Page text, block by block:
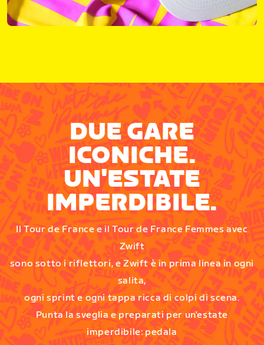
DUE GARE
ICONICHE.
UN'ESTATE
IMPERDIBILE.
Il Tour de France e il Tour de France Femmes avec
Zwift
sono sotto i riflettori, e Zwift è in prima linea in ogni
salita,
ogni sprint e ogni tappa ricca di colpi di scena.
Punta la sveglia e preparati per un'estate
imperdibile: pedala